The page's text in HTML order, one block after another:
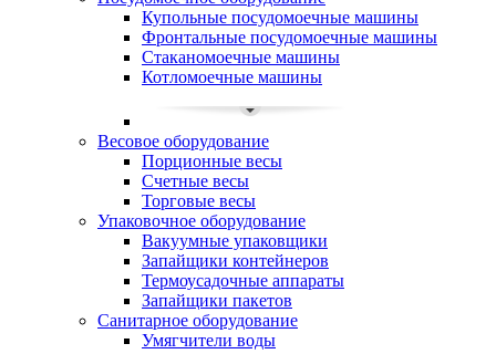
Купольные посудомоечные машины
Фронтальные посудомоечные машины
Стаканомоечные машины
Котломоечные машины
Весовое оборудование
Порционные весы
Счетные весы
Торговые весы
Упаковочное оборудование
Вакуумные упаковщики
Запайщики контейнеров
Термоусадочные аппараты
Запайщики пакетов
Санитарное оборудование
Умягчители воды